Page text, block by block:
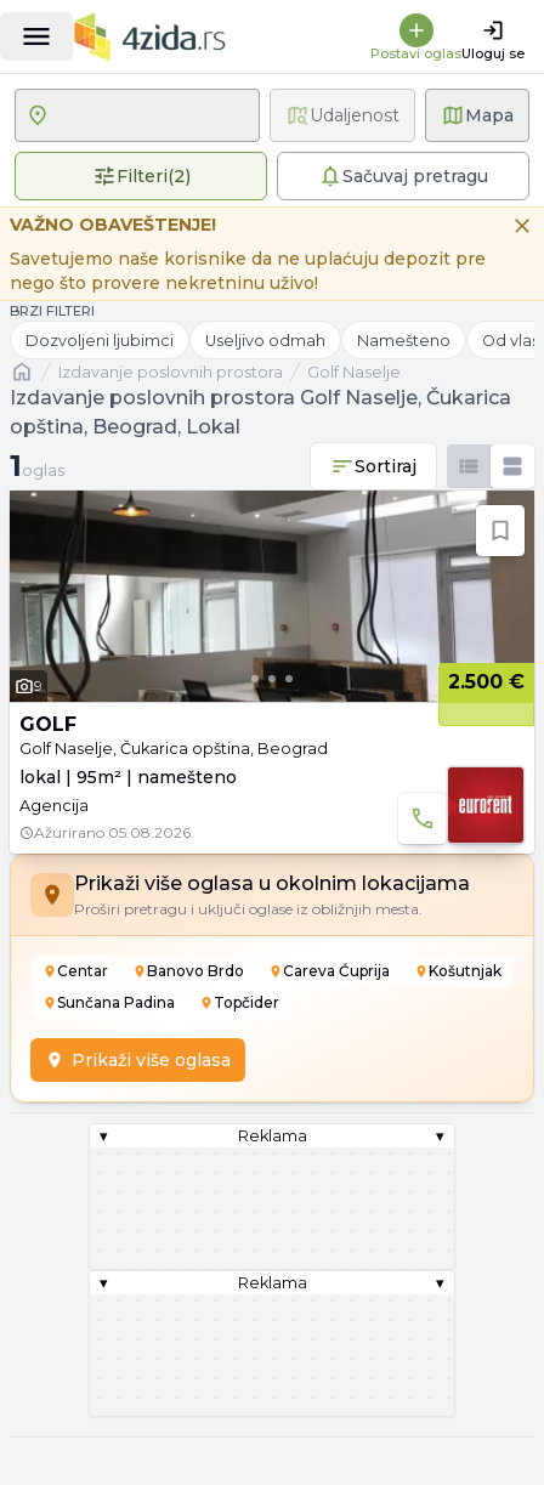
Postavi oglasUloguj se
Mapa
Filteri(2)2 primenjena filteraSačuvaj pretragu
Udaljenost
VAŽNO OBAVEŠTENJE!
Savetujemo naše korisnike da ne uplaćuju depozit pre
nego što provere nekretninu uživo!
BRZI FILTERI
Dozvoljeni ljubimci Useljivo odmah Namešteno Od
Naslovnaizdavanje poslovnih prostora Golf Naselje
Izdavanje poslovnih prostora Golf Naselje, Čukarica
opština, Beograd, Lokal
1 oglas
1 oglas Sortiraj
9
2.500 €
GOLF
Golf Naselje, Čukarica opština, Beograd
lokal | 95m² | namešteno
Agencija
Ažurirano 05.08.2026.
Prikaži više oglasa u okolnim lokacijama
Proširi pretragu i uključi oglase iz obližnjih mesta.
Centar Banovo Brdo Careva Ćuprija
Košutnjak
Sunčana Padina
Topčider
Prikaži više oglasa
▾ Reklama ▾
▾ Reklama ▾